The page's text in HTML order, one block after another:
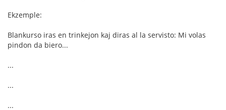
Ekzemple:
Blankurso iras en trinkejon kaj diras al la servisto: Mi volas
pindon da biero...
...
...
...